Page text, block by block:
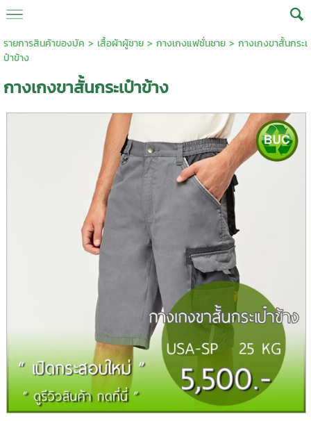
รายการสินค้าของบัค > เสื้อผ้าผู้ชาย> กางเกงแฟชั่นชาย> กางเกงขาสั้นกระเ
ป๋าข้าง
กางเกงขาสั้นกระเป๋าข้าง